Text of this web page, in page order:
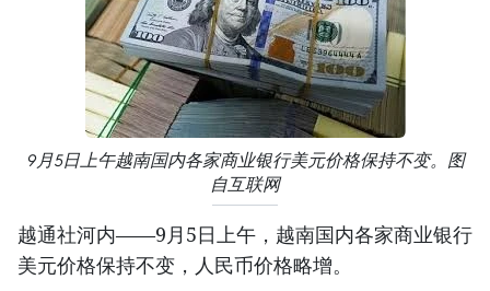
9月5日上午越南国内各家商业银行美元价格保持不变。图
自互联网
越通社河内——9月5日上午，越南国内各家商业银行
美元价格保持不变，人民币价格略增。